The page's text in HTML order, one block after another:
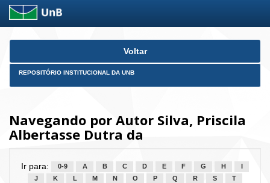
Skip
Voltar
REPOSITÓRIO INSTITUCIONAL DA UNB
Navegando por Autor Silva, Priscila
Albertasse Dutra da
Ir para: 0-9 A B C D E F G H
J
K L M N O P Q R S
T